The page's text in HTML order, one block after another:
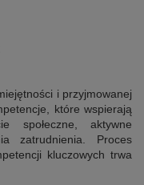
i przyjmowanej
które wspierają
społeczne, aktywne
zatrudnienia. Proces
kluczowych trwa